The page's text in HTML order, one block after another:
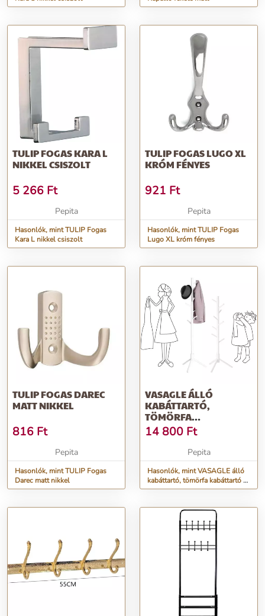
TULIP FOGAS KARA L
NIKKEL CSISZOLT
5 266 Ft
Pepita
Hasonlók, mint TULIP Fogas
Kara L nikkel csiszolt
TULIP FOGAS LUGO XL
KRÓM FÉNYES
921 Ft
Pepita
Hasonlók, mint TULIP Fogas
Lugo XL króm fényes
TULIP FOGAS DAREC
MATT NIKKEL
816 Ft
Pepita
Hasonlók, mint TULIP Fogas
Darec matt nikkel
VASAGLE ÁLLÓ
KABÁTTARTÓ,
TÖMÖRFA
KABÁTTARTÓ 8
KAMPÓVAL, 3
MAGASSÁ...
14 800 Ft
Pepita
Hasonlók, mint VASAGLE álló
kabáttartó, tömörfa kabáttartó 8
kampóval, 3 magassá...